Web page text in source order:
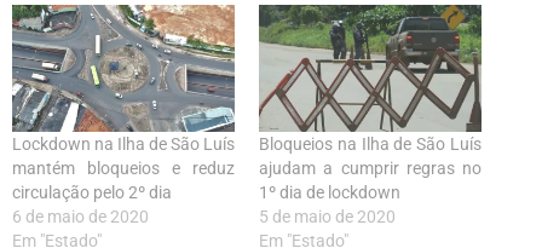
Lockdown na Ilha de São Luís
mantém bloqueios e reduz
circulação pelo 2º dia
6 de maio de 2020
Em "Estado"
Bloqueios na Ilha de São Luís
ajudam a cumprir regras no
1º dia de lockdown
5 de maio de 2020
Em "Estado"